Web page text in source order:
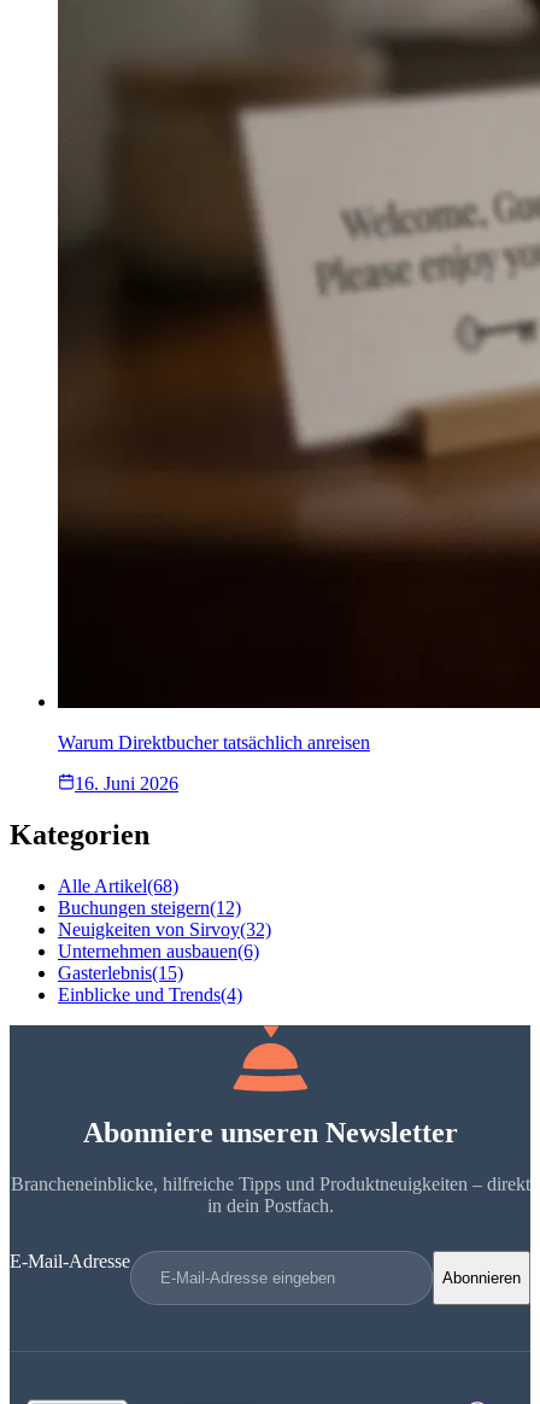
Warum Direktbucher tatsächlich anreisen
16. Juni 2026
Kategorien
Alle Artikel(68)
Buchungen steigern(12)
Neuigkeiten von Sirvoy(32)
Unternehmen ausbauen(6)
Gasterlebnis(15)
Einblicke und Trends(4)
Abonniere unseren Newsletter
Brancheneinblicke, hilfreiche Tipps und Produktneuigkeiten – direkt
in dein Postfach.
E-Mail-Adresse
Abonnieren